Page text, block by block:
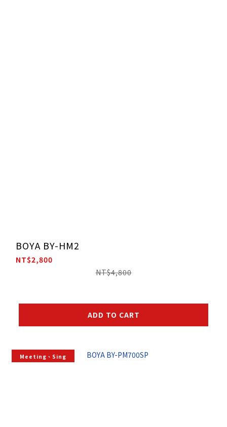
BOYA BY-HM2
NT$2,800
NT$4,800
ADD TO CART
Meeting、Sing